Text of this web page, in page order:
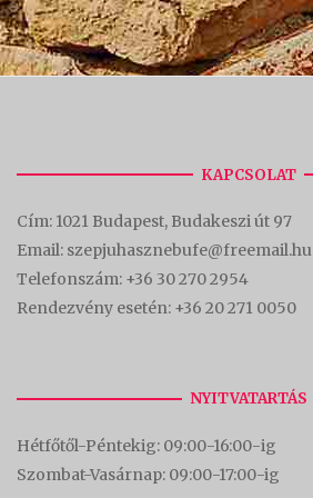
KAPCSOLAT
Cím: 1021 Budapest, Budakeszi út 97
Email: szepjuhasznebufe@freemail.hu
Telefonszám: +36 30 270 2954
Rendezvény esetén: +36 20 271 0050
NYITVATARTÁS
Hétfőtől-Péntekig: 09:00-16:00-ig
Szombat-Vasárnap: 09:00-17:00-ig